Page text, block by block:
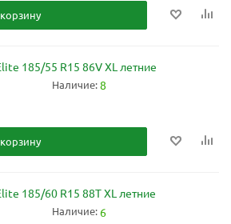
185/55 R15 86V XL летние
Наличие:8
185/60 R15 88T XL летние
Наличие: 6